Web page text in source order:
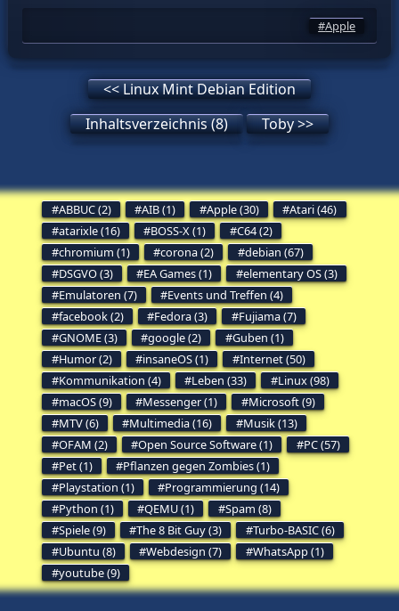
Apple
<< Linux Mint Debian Edition
Inhaltsverzeichnis (8)
Toby >>
ABBUC (2) AIB (1) Apple (30)
Atari (46)
atarixle (16)
BOSS-X (1)
C64 (2)
chromium (1)
corona (2)
debian (67)
DSGVO (3)
EA Games (1)
elementary OS (3)
Emulatoren (7)
Events und Treffen (4)
facebook (2)
Fedora (3)
Fujiama (7)
GNOME (3)
google (2)
Guben (1)
Humor (2)
insaneOS (1)
Internet (50)
Kommunikation (4)
Leben (33)
Linux (98)
macOS (9)
Messenger (1)
Microsoft (9)
MTV (6)
Multimedia (16)
Musik (13)
OFAM (2)
Open Source Software (1)
PC (57)
Pet (1)
Pflanzen gegen Zombies (1)
Playstation (1)
Programmierung (14)
Python (1)
QEMU (1)
Spam (8)
Spiele (9)
The 8 Bit Guy (3)
Turbo-BASIC (6)
Ubuntu (8)
Webdesign (7)
WhatsApp (1)
youtube (9)